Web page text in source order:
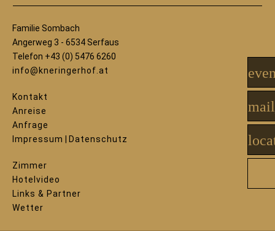
Familie Sombach
Angerweg 3 - 6534 Serfaus
Telefon +43 (0) 5476 6260
info@kneringerhof.at
Kontakt
Anreise
Anfrage
Impressum
Datenschutz
Zimmer
Hotelvideo
Links & Partner
Wetter